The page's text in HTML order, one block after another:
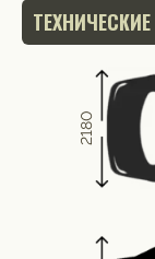
ТЕХНИЧЕСКИЕ
2180